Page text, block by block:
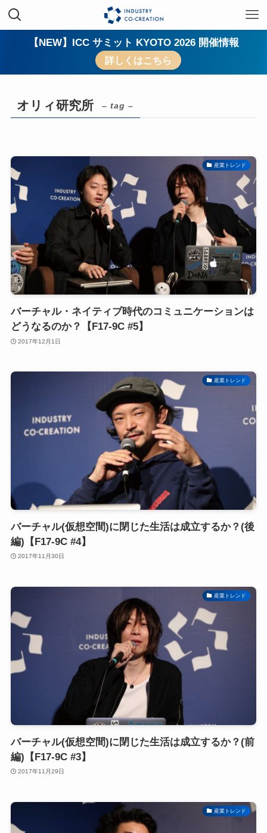
【NEW】ICC サミット KYOTO 2026 開催情報
詳しくはこちら
オリィ研究所 – tag –
産業トレンド
バーチャル・ネイティブ時代のコミュニケーションは
どうなるのか？【F17-9C #5】
2017年12月1日
産業トレンド
バーチャル(仮想空間)に閉じた生活は成立するか？(後
編)【F17-9C #4】
2017年11月30日
産業トレンド
バーチャル(仮想空間)に閉じた生活は成立するか？(前
編)【F17-9C #3】
2017年11月29日
産業トレンド